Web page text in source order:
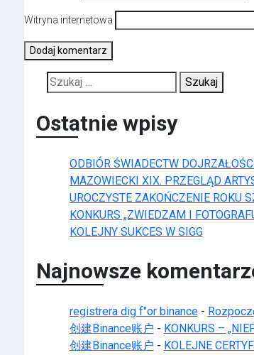
Witryna internetowa
Szukaj:
Ostatnie wpisy
ODBIÓR ŚWIADECTW
MAZOWIECKI XIX. PRZEGLĄD
UROCZYSTE ZAKOŃCZENIE ROKU
KONKURS „ZWIEDZAM I
KOLEJNY SUKCES W SIGG
Najnowsze
registrera dig f"or binance-
创建Binance账户 - KONKURS –
创建Binance账户 - KOLEJNE